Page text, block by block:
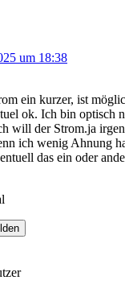
um 18:38
ein kurzer, ist
ok. Ich bin optisch
will der Strom.ja
ich wenig Ahnung
das ein oder